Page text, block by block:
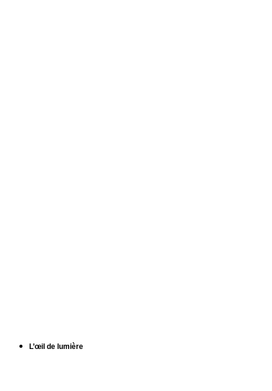
L’œil de lumière